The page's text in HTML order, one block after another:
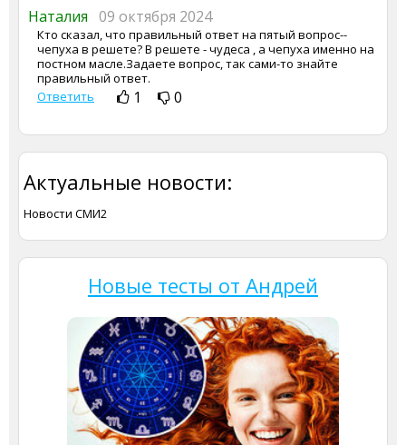
Наталия 09 октября 2024
Кто сказал, что правильный ответ на пятый вопрос--
чепуха в решете? В решете - чудеса , а чепуха именно на
постном масле.Задаете вопрос, так сами-то знайте
правильный ответ.
Ответить
1 0
Актуальные новости:
Новости СМИ2
Новые тесты от Андрей